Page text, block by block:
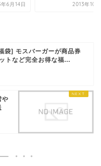
6月14日 2013年10
袋] モスバーガーが商品券
トなど完全お得な福...
や